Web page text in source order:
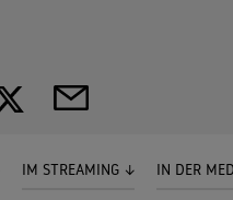
IM STREAMING IN DER